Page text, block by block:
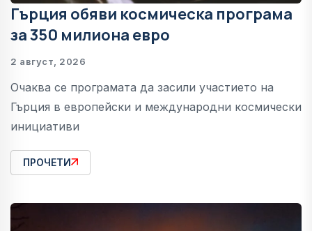
Гърция обяви космическа програма
за 350 милиона евро
2 август, 2026
Очаква се програмата да засили участието на
Гърция в европейски и международни космически
инициативи
ПРОЧЕТИ